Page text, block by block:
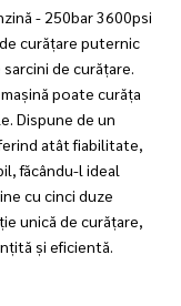
- 250bar 3600psi
curățare puternic
de curățare.
poate curăța
Dispune de un
atât fiabilitate,
făcându-l ideal
cu cinci duze
unică de curățare,
și eficientă.